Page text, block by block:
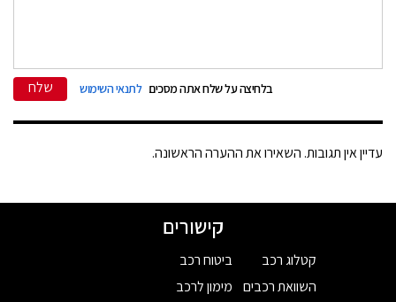
בלחיצה על שלח אתה מסכים לתנאי השימוש שלח
עדיין אין תגובות. השאירו את ההערה הראשונה.
קישורים
קטלוג רכב
השוואת רכבים
ביטוח רכב
מימון לרכב